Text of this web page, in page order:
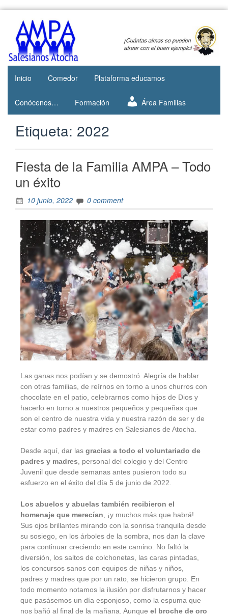
AMPA
Salesianos
Atocha
Web del
AMPA del
Colegio
Salesianos
de Atocha
Inicio
Comedor Plataforma educamos
Conócenos… Formación Área Familias
Etiqueta: 2022
Fiesta de la Familia AMPA – Todo
un éxito
10 junio, 2022 0 comment
Las ganas nos podían y se demostró. Alegría de hablar
con otras familias, de reírnos en torno a unos churros con
chocolate en el patio, celebrarnos como hijos de Dios y
hacerlo en torno a nuestros pequeños y pequeñas que
son el centro de nuestra vida y nuestra razón de ser y de
estar como padres y madres en Salesianos de Atocha.
Desde aquí, dar las gracias a todo el voluntariado de
padres y madres , personal del colegio y del Centro
Juvenil que desde semanas antes pusieron todo su
esfuerzo en el éxito del día 5 de junio de 2022.
Los abuelos y abuelas también recibieron el
homenaje que merecían , ¡y muchos más que habrá!
Sus ojos brillantes mirando con la sonrisa tranquila desde
su sosiego, en los árboles de la sombra, nos dan la clave
para continuar creciendo en este camino. No faltó la
diversión, los saltos de colchonetas, las caras pintadas,
los concursos sanos con equipos de niñas y niños,
padres y madres que por un rato, se hicieron grupo. En
todo momento notamos la ilusión por disfrutarnos y hacer
que pasásemos un día esponjoso, como la espuma que
nos bañó al final de la mañana. Aunque el broche de oro